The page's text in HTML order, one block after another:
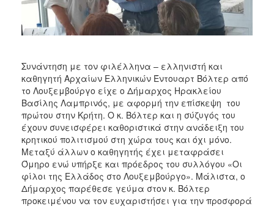
ΠΟΛΙΤΙΣΜΟΣ
ΑΝΘΕΚΤΙΚΗ
ΠΟΛΗ
Συνάντηση με τον φιλέλληνα – ελληνιστή και
καθηγητή Αρχαίων Ελληνικών Έντουαρτ Βόλτερ από
το Λουξεμβούργο είχε ο Δήμαρχος Ηρακλείου
Βασίλης Λαμπρινός, με αφορμή την επίσκεψη του
πρώτου στην Κρήτη. Ο κ. Βόλτερ και η σύζυγός του
έχουν συνεισφέρει καθοριστικά στην ανάδειξη του
κρητικού πολιτισμού στη χώρα τους και όχι μόνο.
Μεταξύ άλλων ο καθηγητής έχει μεταφράσει
Όμηρο ενώ υπήρξε και πρόεδρος του συλλόγου «Οι
φίλοι της Ελλάδος στο Λουξεμβούργο». Μάλιστα, ο
Δήμαρχος παρέθεσε γεύμα στον κ. Βόλτερ
προκειμένου να τον ευχαριστήσει για την προσφορά